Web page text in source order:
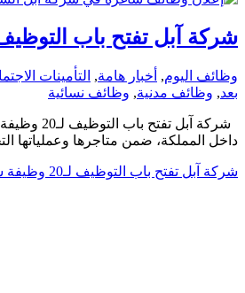
شركة آبل تفتح باب التوظيف لـ20 وظيفة شاغرة للجنسين في مختلف مدن
وظائف اليوم, أخبار هامة, التأمينات
بعد, وظائف مدنية, وظائف نسائية
داخل المملكة، ضمن متاجرها
شركة آبل تفتح باب التوظيف لـ20 وظيفة شاغرة للجنسين في مختلف مدن المملكة